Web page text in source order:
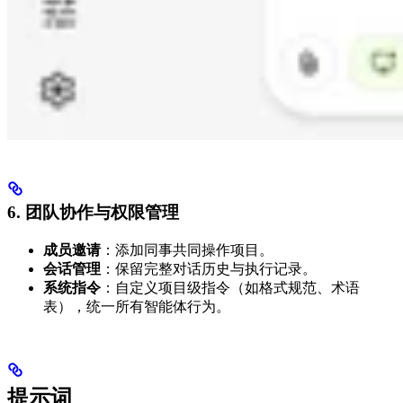
6. 团队协作与权限管理
成员邀请：添加同事共同操作项目。
会话管理 ：保留完整对话历史与执行记录。
系统指令 ：自定义项目级指令（如格式规范、术语
表），统一所有智能体行为。
提示词